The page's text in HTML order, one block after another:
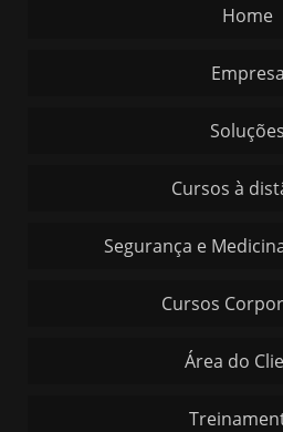
Home
Empresa
Soluções
Cursos à
Segurança e
Cursos
Área do